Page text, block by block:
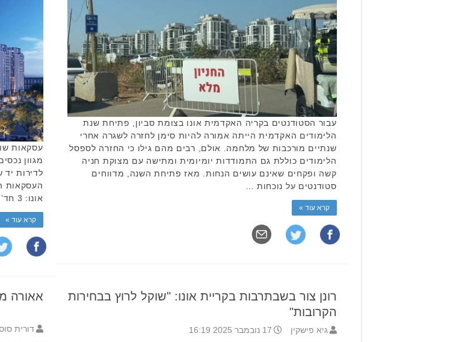
מגוון
לדירות יד
העסקאות
אונו: 3 חד’ בש"י עגנון (בבניה) קומה 2/25, 75 מ”ר. נמכרה בכ- …
קרא עוד »
עבור הסטודנטים בקריה האקדמית אונו בצומת סביון, פתיחת שנת
הלימודים האקדמית הייתה אמורה להיות סימן לחזרה לשגרה אחרי
שנתיים מורכבות של מלחמה. אולם, רבים מהם גילו כי החזרה לספסל
הלימודים כוללת גם התמודדות יומיומית ומתישה עם מצוקת חניה
קשה ופקחים שאינם עושים הנחות. מאז פתיחת השנה, מדווחים
סטודנטים על נוכחות …
קרא עוד »
אאורה
דורית
רונן צור בשבתרבות בקריית אונו: "שוקל לרוץ בבחירות
הקרובות"
גיא פישקין 17 נובמבר 2025 16:19